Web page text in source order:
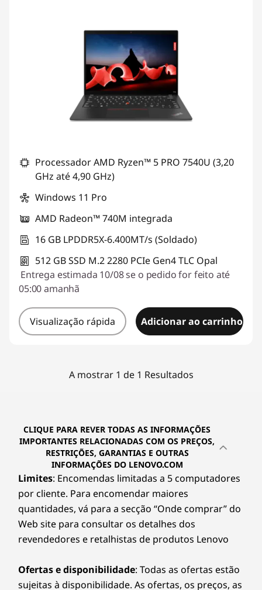
Processador AMD Ryzen™ 5 PRO 7540U (3,20
GHz até 4,90 GHz)
Windows 11 Pro
AMD Radeon™ 740M integrada
16 GB LPDDR5X-6.400MT/s (Soldado)
512 GB SSD M.2 2280 PCIe Gen4 TLC Opal
Entrega estimada 10/08 se o pedido for feito até
05:00 amanhã
Visualização rápida Adicionar ao carrinho
A mostrar 1 de 1 Resultados
CLIQUE PARA REVER TODAS AS INFORMAÇÕES
IMPORTANTES RELACIONADAS COM OS PREÇOS,
RESTRIÇÕES, GARANTIAS E OUTRAS
INFORMAÇÕES DO LENOVO.COM
Limites: Encomendas limitadas a 5 computadores
por cliente. Para encomendar maiores
quantidades, vá para a secção “Onde comprar” do
Web site para consultar os detalhes dos
revendedores e retalhistas de produtos Lenovo
Ofertas e disponibilidade: Todas as ofertas estão
sujeitas à disponibilidade. As ofertas, os preços, as